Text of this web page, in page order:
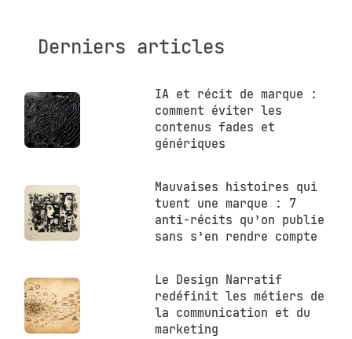
Derniers articles
IA et récit de marque :
comment éviter les
contenus fades et
génériques
Mauvaises histoires qui
tuent une marque : 7
anti-récits qu’on publie
sans s’en rendre compte
Le Design Narratif
redéfinit les métiers de
la communication et du
marketing